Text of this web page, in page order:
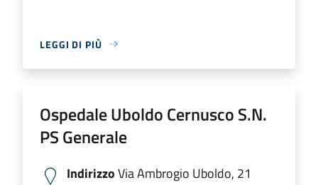
LEGGI DI PIÙ
Ospedale Uboldo Cernusco S.N.
PS Generale
IndirizzoVia Ambrogio Uboldo, 21